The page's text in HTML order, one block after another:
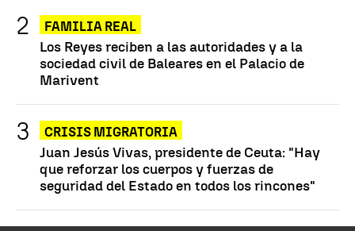
FAMILIA REAL
Los Reyes reciben a las autoridades y a la
sociedad civil de Baleares en el Palacio de
Marivent
CRISIS MIGRATORIA
Juan Jesús Vivas, presidente de Ceuta: "Hay
que reforzar los cuerpos y fuerzas de
seguridad del Estado en todos los rincones"